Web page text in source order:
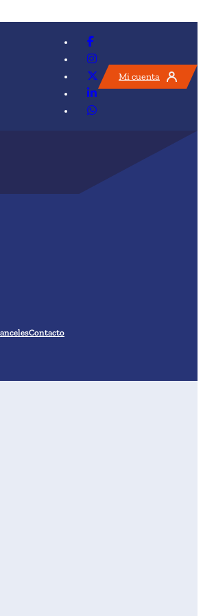
Mi cuenta
Contacto